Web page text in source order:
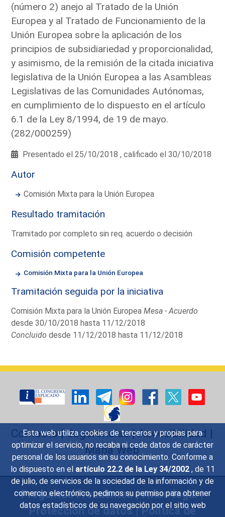
Esta web utiliza cookies de terceros y propias para
optimizar el servicio, no recaba ni cede datos de carácter
personal de los usuarios sin su conocimiento. Conforme a
lo dispuesto en el artículo 22.2 de la Ley 34/2002 , de 11
de julio, de servicios de la sociedad de la información y de
comercio electrónico, pedimos su permiso para obtener
datos estadísticos de su navegación por el sitio web
(número 2) anejo al Tratado de la Unión
Europea y al Tratado de Funcionamiento de la
Unión Europea sobre la aplicación de los
principios de subsidiariedad y proporcionalidad,
y asimismo, de la remisión de la citada iniciativa
legislativa de la Unión Europea a las Asambleas
Legislativas de las Comunidades Autónomas,
en cumplimiento de lo dispuesto en el artículo
6.1 de la Ley 8/1994, de 19 de mayo.
(282/000259)
Presentado el 25/10/2018 , calificado el 30/10/2018
Autor
Comisión Mixta para la Unión Europea
Resultado tramitación
Tramitado por completo sin req. acuerdo o decisión
Comisión competente
Comisión Mixta para la Unión Europea
Tramitación seguida por la iniciativa
Comisión Mixta para la Unión EuropeaMesa - Acuerdo
desde 30/10/2018 hasta 11/12/2018
Concluido desde 11/12/2018 hasta 11/12/2018
Contacto|Sugerencias|Accesibilidad |
Mapa Web
Preguntas Frecuentes|Aviso legal|
Protección de datos|Política de